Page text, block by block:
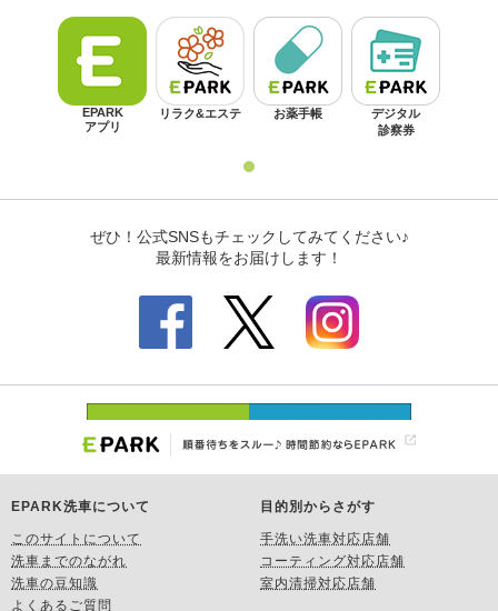
EPARK洗車について
このサイトについて
洗車までのながれ
洗車の豆知識
よくあるご質問
目的別からさがす
手洗い洗車対応店舗
コーティング対応店舗
室内清掃対応店舗